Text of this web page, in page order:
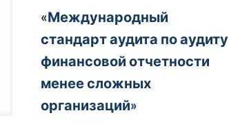
«Международный
стандарт аудита по аудиту
финансовой отчетности
менее сложных
организаций»